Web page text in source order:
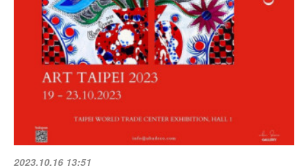
2023.10.16 13:51